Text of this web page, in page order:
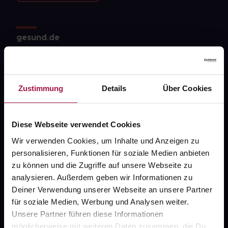
Zustimmung Details Über Cookies
Diese Webseite verwendet Cookies
Wir verwenden Cookies, um Inhalte und Anzeigen zu
personalisieren, Funktionen für soziale Medien anbieten
zu können und die Zugriffe auf unsere Webseite zu
analysieren. Außerdem geben wir Informationen zu
Deiner Verwendung unserer Webseite an unsere Partner
für soziale Medien, Werbung und Analysen weiter.
Unsere Partner führen diese Informationen
möglicherweise mit weiteren Daten zusammen, die Du
gesund.de
gesund-versorger.de
Sanitätshäuser
Datenschutz
AGB